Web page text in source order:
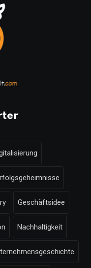
Geschäftsidee
Nachhaltigkeit